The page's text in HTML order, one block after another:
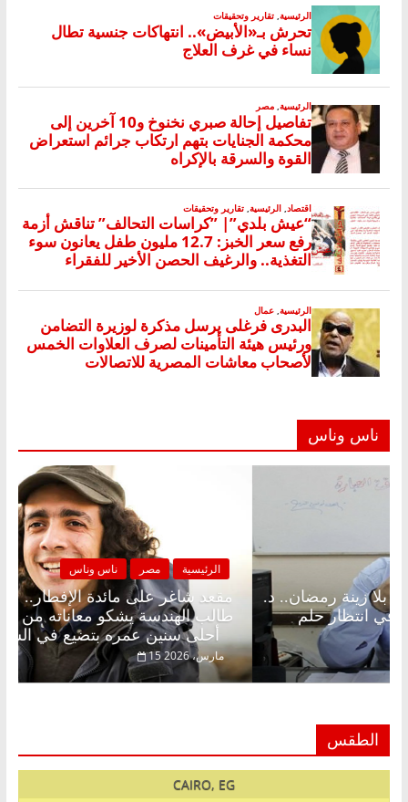
ناس وناس
مقعد
طالب
أحلى سنين عمره بتضيع في السجن
15 مارس، 2026
الرئيسية ناس وناس
شاغر على الإفطار وبلكونة بلا زينة رمضان.. د.
فاروق خبير اقتصادي في انتظار حلم
فبراير، 2026
الطقس
CAIRO, EG